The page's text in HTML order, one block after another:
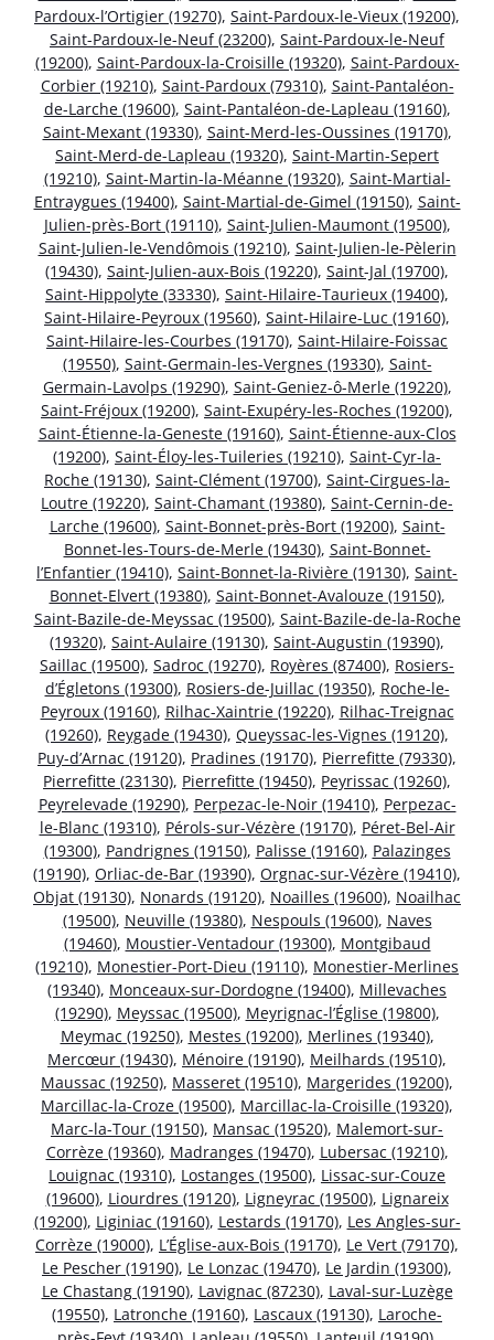
Pardoux-l’Ortigier (19270), Saint-Pardoux-le-Vieux (19200),
Saint-Pardoux-le-Neuf (23200), Saint-Pardoux-le-Neuf
(19200), Saint-Pardoux-la-Croisille (19320), Saint-Pardoux-
Corbier (19210), Saint-Pardoux (79310), Saint-Pantaléon-
de-Larche (19600), Saint-Pantaléon-de-Lapleau (19160),
Saint-Mexant (19330), Saint-Merd-les-Oussines (19170),
Saint-Merd-de-Lapleau (19320), Saint-Martin-Sepert
(19210), Saint-Martin-la-Méanne (19320), Saint-Martial-
Entraygues (19400), Saint-Martial-de-Gimel (19150), Saint-
Julien-près-Bort (19110), Saint-Julien-Maumont (19500),
Saint-Julien-le-Vendômois (19210), Saint-Julien-le-Pèlerin
(19430), Saint-Julien-aux-Bois (19220), Saint-Jal (19700),
Saint-Hippolyte (33330), Saint-Hilaire-Taurieux (19400),
Saint-Hilaire-Peyroux (19560), Saint-Hilaire-Luc (19160),
Saint-Hilaire-les-Courbes (19170), Saint-Hilaire-Foissac
(19550), Saint-Germain-les-Vergnes (19330), Saint-
Germain-Lavolps (19290), Saint-Geniez-ô-Merle (19220),
Saint-Fréjoux (19200), Saint-Exupéry-les-Roches (19200),
Saint-Étienne-la-Geneste (19160), Saint-Étienne-aux-Clos
(19200), Saint-Éloy-les-Tuileries (19210), Saint-Cyr-la-
Roche (19130), Saint-Clément (19700), Saint-Cirgues-la-
Loutre (19220), Saint-Chamant (19380), Saint-Cernin-de-
Larche (19600), Saint-Bonnet-près-Bort (19200), Saint-
Bonnet-les-Tours-de-Merle (19430), Saint-Bonnet-
l’Enfantier (19410), Saint-Bonnet-la-Rivière (19130), Saint-
Bonnet-Elvert (19380), Saint-Bonnet-Avalouze (19150),
Saint-Bazile-de-Meyssac (19500), Saint-Bazile-de-la-Roche
(19320), Saint-Aulaire (19130), Saint-Augustin (19390),
Saillac (19500), Sadroc (19270), Royères (87400), Rosiers-
d’Égletons (19300), Rosiers-de-Juillac (19350), Roche-le-
Peyroux (19160), Rilhac-Xaintrie (19220), Rilhac-Treignac
(19260), Reygade (19430), Queyssac-les-Vignes (19120),
Puy-d’Arnac (19120), Pradines (19170), Pierrefitte (79330),
Pierrefitte (23130), Pierrefitte (19450), Peyrissac (19260),
Peyrelevade (19290), Perpezac-le-Noir (19410), Perpezac-
le-Blanc (19310), Pérols-sur-Vézère (19170), Péret-Bel-Air
(19300), Pandrignes (19150), Palisse (19160), Palazinges
(19190), Orliac-de-Bar (19390), Orgnac-sur-Vézère (19410),
Objat (19130), Nonards (19120), Noailles (19600), Noailhac
(19500), Neuville (19380), Nespouls (19600), Naves
(19460), Moustier-Ventadour (19300), Montgibaud
(19210), Monestier-Port-Dieu (19110), Monestier-Merlines
(19340), Monceaux-sur-Dordogne (19400), Millevaches
(19290), Meyssac (19500), Meyrignac-l’Église (19800),
Meymac (19250), Mestes (19200), Merlines (19340),
Mercœur (19430), Ménoire (19190), Meilhards (19510),
Maussac (19250), Masseret (19510), Margerides (19200),
Marcillac-la-Croze (19500), Marcillac-la-Croisille (19320),
Marc-la-Tour (19150), Mansac (19520), Malemort-sur-
Corrèze (19360), Madranges (19470), Lubersac (19210),
Louignac (19310), Lostanges (19500), Lissac-sur-Couze
(19600), Liourdres (19120), Ligneyrac (19500), Lignareix
(19200), Liginiac (19160), Lestards (19170), Les Angles-sur-
Corrèze (19000), L’Église-aux-Bois (19170), Le Vert (79170),
Le Pescher (19190), Le Lonzac (19470), Le Jardin (19300),
Le Chastang (19190), Lavignac (87230), Laval-sur-Luzège
(19550), Latronche (19160), Lascaux (19130), Laroche-